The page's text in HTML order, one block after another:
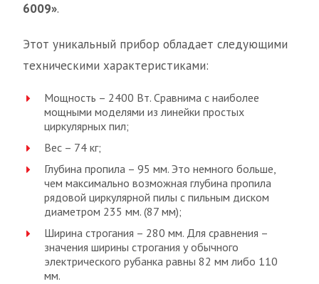
6009».
Этот уникальный прибор обладает следующими
техническими характеристиками:
Мощность – 2400 Вт. Сравнима с наиболее
мощными моделями из линейки простых
циркулярных пил;
Вес – 74 кг;
Глубина пропила – 95 мм. Это немного больше,
чем максимально возможная глубина пропила
рядовой циркулярной пилы с пильным диском
диаметром 235 мм. (87 мм);
Ширина строгания – 280 мм. Для сравнения –
значения ширины строгания у обычного
электрического рубанка равны 82 мм либо 110
мм.